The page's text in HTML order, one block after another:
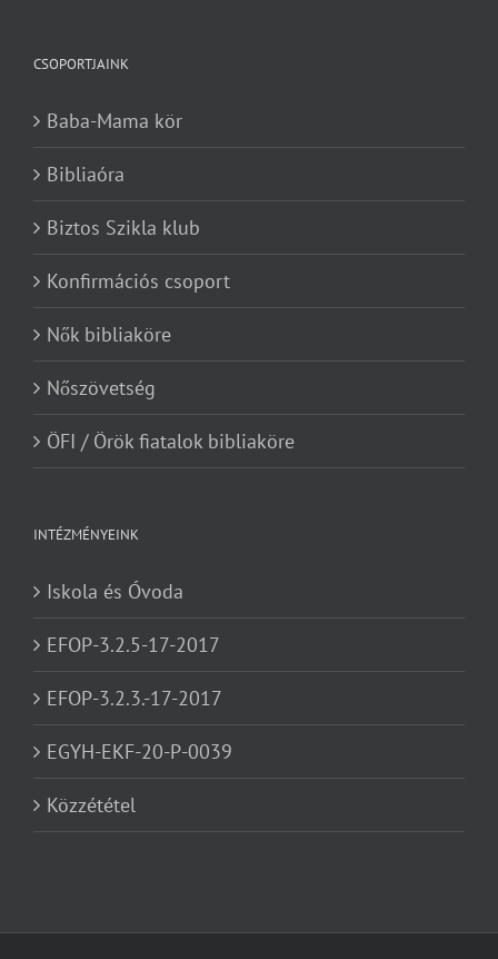
CSOPORTJAINK
Baba-Mama kör
Bibliaóra
Biztos Szikla klub
Konfirmációs csoport
Nők bibliaköre
Nőszövetség
ÖFI / Örök fiatalok bibliaköre
INTÉZMÉNYEINK
Iskola és Óvoda
EFOP-3.2.5-17-2017
EFOP-3.2.3.-17-2017
EGYH-EKF-20-P-0039
Közzététel